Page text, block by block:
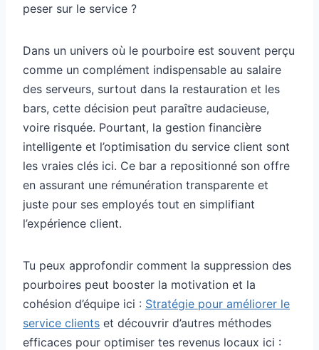
peser sur le service ?
Dans un univers où le pourboire est souvent perçu
comme un complément indispensable au salaire
des serveurs, surtout dans la restauration et les
bars, cette décision peut paraître audacieuse,
voire risquée. Pourtant, la gestion financière
intelligente et l’optimisation du service client sont
les vraies clés ici. Ce bar a repositionné son offre
en assurant une rémunération transparente et
juste pour ses employés tout en simplifiant
l’expérience client.
Tu peux approfondir comment la suppression des
pourboires peut booster la motivation et la
cohésion d’équipe ici : Stratégie pour améliorer le
service clients et découvrir d’autres méthodes
efficaces pour optimiser tes revenus locaux ici :